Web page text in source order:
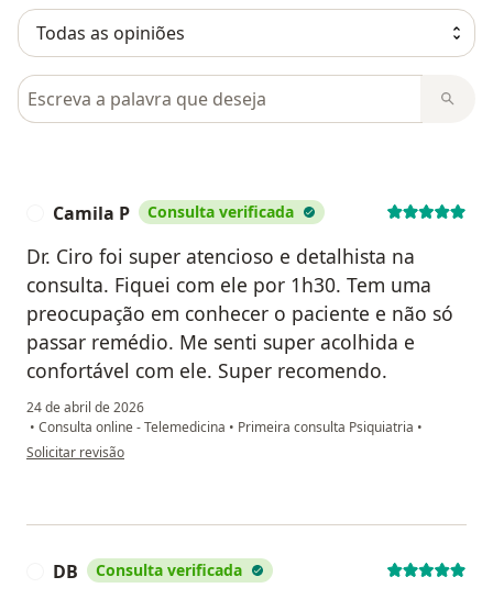
Pesquisar em opiniões
Camila P Consulta verificada
Dr. Ciro foi super atencioso e detalhista na
consulta. Fiquei com ele por 1h30. Tem uma
preocupação em conhecer o paciente e não só
passar remédio. Me senti super acolhida e
confortável com ele. Super recomendo.
24 de abril de 2026
• Consulta online - Telemedicina • Primeira consulta Psiquiatria •
na opinião do utilizador Camila P
Solicitar revisão
DB Consulta verificada